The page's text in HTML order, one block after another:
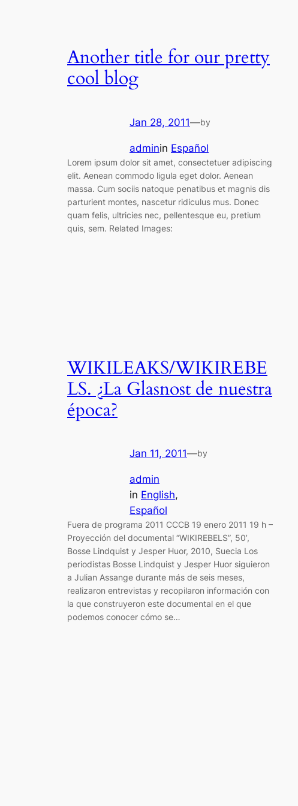
Another title for our pretty
cool blog
Jan 28, 2011—by
adminin Español
Lorem ipsum dolor sit amet, consectetuer adipiscing
elit. Aenean commodo ligula eget dolor. Aenean
massa. Cum sociis natoque penatibus et magnis dis
parturient montes, nascetur ridiculus mus. Donec
quam felis, ultricies nec, pellentesque eu, pretium
quis, sem. Related Images:
WIKILEAKS/WIKIREBE
LS. ¿La Glasnost de nuestra
época?
Jan 11, 2011—by
admin
in English
Español
Fuera de programa 2011 CCCB 19 enero 2011 19 h –
Proyección del documental “WIKIREBELS”, 50’,
Bosse Lindquist y Jesper Huor, 2010, Suecia Los
periodistas Bosse Lindquist y Jesper Huor siguieron
a Julian Assange durante más de seis meses,
realizaron entrevistas y recopilaron información con
la que construyeron este documental en el que
podemos conocer cómo se…